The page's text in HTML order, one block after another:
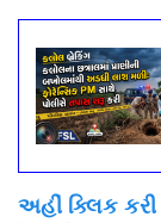
અહીં ક્લિક કરી